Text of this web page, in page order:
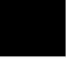
くださいませ。
中には料金の見